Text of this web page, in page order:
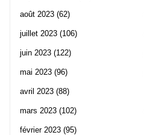
août 2023 (62)
juillet 2023 (106)
juin 2023 (122)
mai 2023 (96)
avril 2023 (88)
mars 2023 (102)
février 2023 (95)